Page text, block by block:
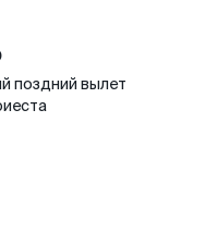
поздний вылет